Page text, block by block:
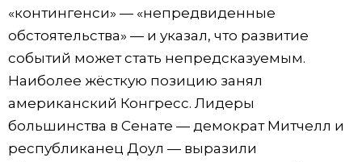
«контингенси» — «непредвиденные
обстоятельства» — и указал, что развитие
событий может стать непредсказуемым.
Наиболее жёсткую позицию занял
американский Конгресс. Лидеры
большинства в Сенате — демократ Митчелл и
республиканец Доул — выразили